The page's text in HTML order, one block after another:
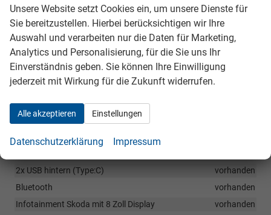
Start Stop
vorhanden
Technology: (4 zusätzliche Lautsprecher, Wireless
SmartLink,Mittelarmlehne vorn, 2 USB-Ladeanschlüsse an
Rückseite der vorderen Mittelarmlehne)
vorhanden
Virtual Cockpit 8 Zoll
vorhanden
Waschwasser-Füllstandskontrolle
Zentralverriegelung inkl. Funkfernbedienung
Zwei-Speichen-Multi Lederlenkrad
2x USB hintern (Type:C)
vorhanden
Bluetooth
vorhanden
Infotainment Skoda mit 8 Zoll Display
vorhanden
Unsere Website setzt Cookies ein, um unsere Dienste für
Sie bereitzustellen. Hierbei berücksichtigen wir Ihre
Auswahl und verarbeiten nur die Daten für Marketing,
Analytics und Personalisierung, für die Sie uns Ihr
Einverständnis geben. Sie können Ihre Einwilligung
jederzeit mit Wirkung für die Zukunft widerrufen.
Alle akzeptieren Einstellungen
Datenschutzerklärung Impressum